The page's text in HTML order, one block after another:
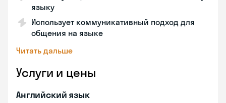
языку
Использует коммуникативный подход для
общения на языке
Читать дальше
Услуги и цены
Английский язык